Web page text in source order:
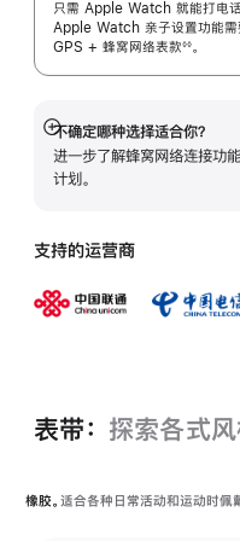
只需 Apple Watch 就能打电话
Apple Watch 亲子设置功能需
GPS + 蜂窝网络表款◊◊。
不确定哪种选择适合你？
进一步了解蜂窝网络连接功
计划。
展
开
支持的运营商
表带： 探索各式风
橡胶。 适合各种日常活动和运动时佩